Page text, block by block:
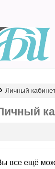
АБИ
Личный
все ещё